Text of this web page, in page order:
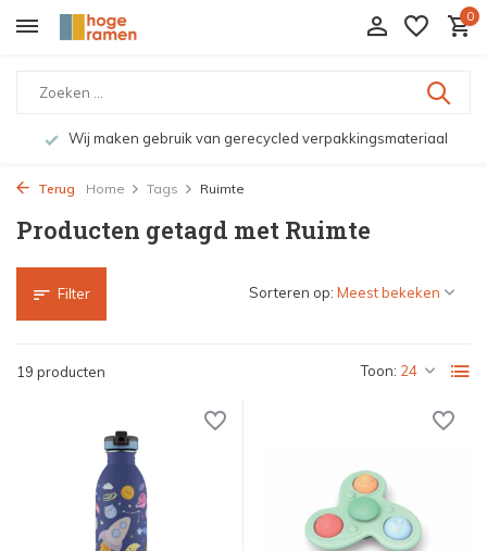
0
Wij maken gebruik van gerecycled verpakkingsmateriaal
Terug Home Tags Ruimte
Producten getagd met Ruimte
Filter
19 producten Toon:
Sorteren op: